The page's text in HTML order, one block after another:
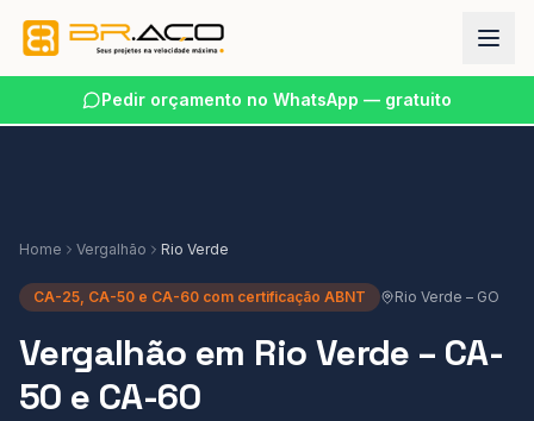
Pedir orçamento no WhatsApp — gratuito
Home Vergalhão Rio Verde
CA-25, CA-50 e CA-60 com certificação ABNT Rio Verde – GO
Vergalhão em Rio Verde – CA-
50 e CA-60